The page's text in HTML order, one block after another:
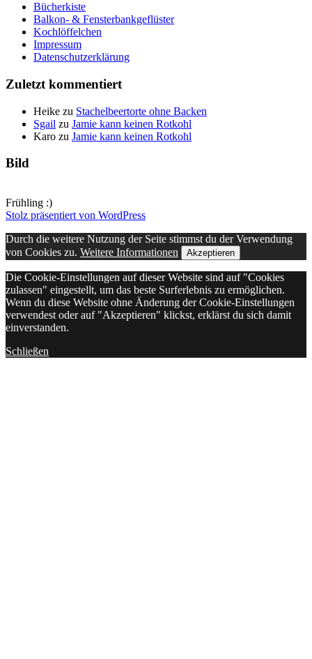
Bücherkiste
Balkon- & Fensterbankgeflüster
Kochlöffelchen
Impressum
Datenschutzerklärung
Zuletzt kommentiert
Heike zu Stachelbeertorte ohne Backen
Sgail zu Jamie kann keinen Rotkohl
Karo zu Jamie kann keinen Rotkohl
Bild
Frühling :)
Stolz präsentiert von WordPress
Durch die weitere Nutzung der Seite stimmst du der Verwendung
von Cookies zu. Weitere Informationen Akzeptieren
Die Cookie-Einstellungen auf dieser Website sind auf "Cookies
zulassen" eingestellt, um das beste Surferlebnis zu ermöglichen.
Wenn du diese Website ohne Änderung der Cookie-Einstellungen
verwendest oder auf "Akzeptieren" klickst, erklärst du sich damit
einverstanden.
Schließen